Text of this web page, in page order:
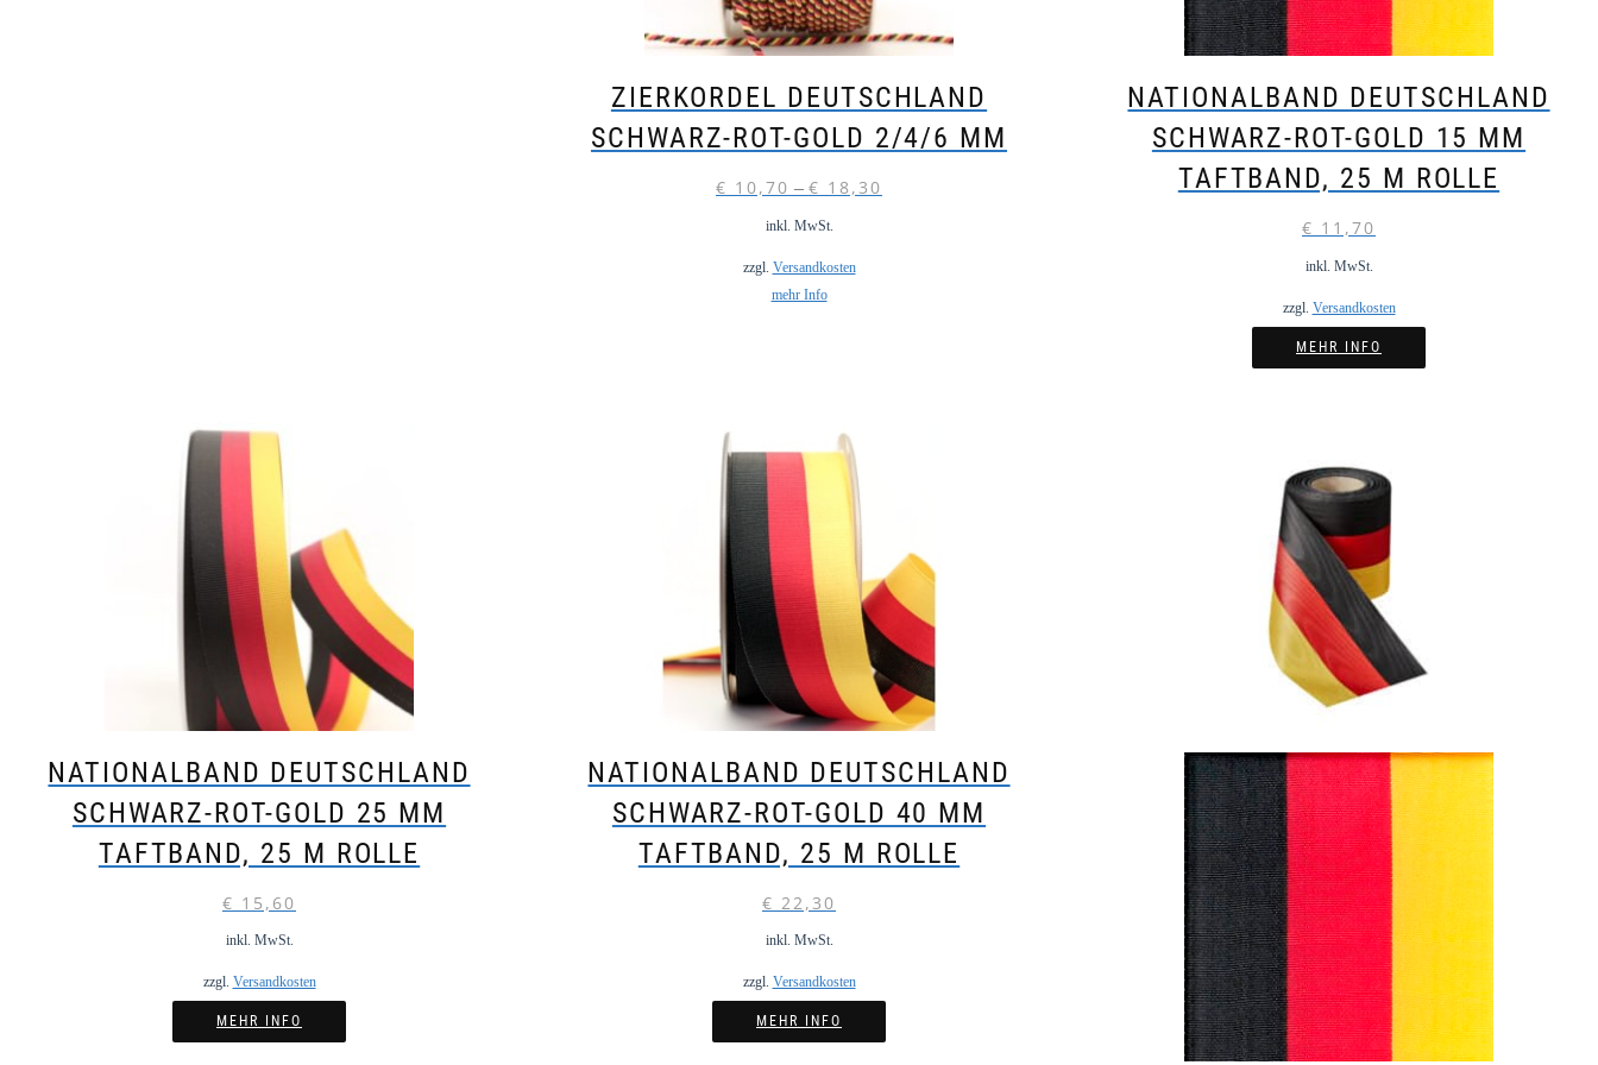
ZIERKORDEL DEUTSCHLAND
SCHWARZ-ROT-GOLD 2/4/6 MM
€ 10,70 – € 18,30
inkl. MwSt.
zzgl. Versandkosten
mehr Info
NATIONALBAND DEUTSCHLAND
SCHWARZ-ROT-GOLD 15 MM
TAFTBAND, 25 M ROLLE
€ 11,70
inkl. MwSt.
zzgl. Versandkosten
MEHR INFO
NATIONALBAND DEUTSCHLAND
SCHWARZ-ROT-GOLD 25 MM
TAFTBAND, 25 M ROLLE
€ 15,60
inkl. MwSt.
zzgl. Versandkosten
MEHR INFO
NATIONALBAND DEUTSCHLAND
SCHWARZ-ROT-GOLD 40 MM
TAFTBAND, 25 M ROLLE
€ 22,30
inkl. MwSt.
zzgl. Versandkosten
MEHR INFO